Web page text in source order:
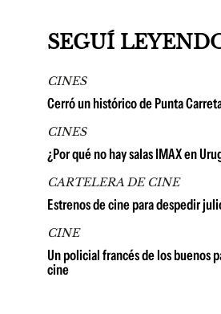
SEGUÍ
CINES
Cerró un histórico de Punta
CINES
¿Por qué no hay salas IMAX en
CARTELERA DE CINE
Estrenos de cine para despedir
CINE
Un policial francés de los buenos
cine